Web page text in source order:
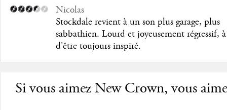
Nicolas
Stockdale revient à un son plus garage, plus
sabbathien. Lourd et joyeusement régressif,
d'être toujours inspiré.
Si vous aimez New Crown, vous